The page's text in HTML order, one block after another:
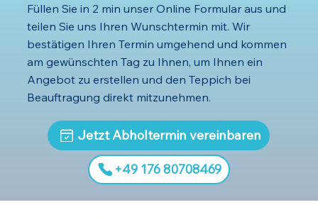
Füllen Sie in 2 min unser Online Formular aus und
teilen Sie uns Ihren Wunschtermin mit. Wir
bestätigen Ihren Termin umgehend und kommen
am gewünschten Tag zu Ihnen, um Ihnen ein
Angebot zu erstellen und den Teppich bei
Beauftragung direkt mitzunehmen.
Jetzt Abholtermin vereinbaren
‪+49 176 80708469‬